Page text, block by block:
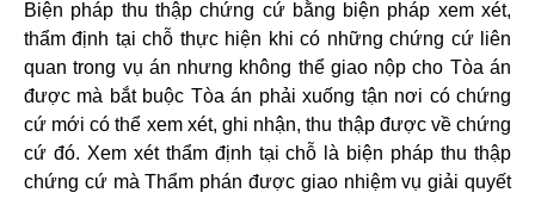
Biện pháp thu thập chứng cứ bằng biện pháp xem xét,
thẩm định tại chỗ thực hiện khi có những chứng cứ liên
quan trong vụ án nhưng không thể giao nộp cho Tòa án
được mà bắt buộc Tòa án phải xuống tận nơi có chứng
cứ mới có thể xem xét, ghi nhận, thu thập được về chứng
cứ đó. Xem xét thẩm định tại chỗ là biện pháp thu thập
chứng cứ mà Thẩm phán được giao nhiệm vụ giải quyết